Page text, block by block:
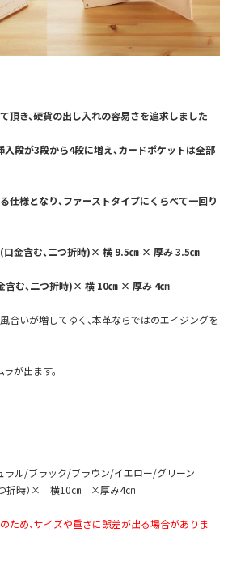
き、硬貨の出し入れの容易さを追求しました
段が3段から4段に増え、カードポケットは全部
様となり、ファーストタイプにくらべて一回り
(口金含む、二つ折時)× 横 9.5㎝ × 厚み 3.5㎝
含む、二つ折時)× 横 10㎝ × 厚み 4㎝
合いが増してゆく、本革ならではのエイジングを
が出ます。
ラル/ブラック/ブラウン/イエロー/グリーン
つ折時）× 横10㎝ ×厚み4㎝
ため、サイズや重さに誤差が出る場合がありま